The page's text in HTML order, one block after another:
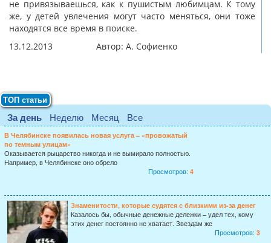
не привязываешься, как к пушистым любимцам. К тому
же, у детей увлечения могут часто меняться, они тоже
находятся все время в поиске.
13.12.2013 Автор: А. Софиенко
ТОП статьи
За день Неделю Месяц Все
В Челябинске появилась новая услуга – «провожатый
по темным улицам»
Оказывается рыцарство никогда и не вымирало полностью.
Например, в Челябинске оно обрело
Просмотров: 4
Знаменитости, которые судятся с близкими из-за денег
Казалось бы, обычные денежные дележки – удел тех, кому
этих денег постоянно не хватает. Звездам же
Просмотров: 3